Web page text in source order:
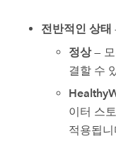
전반적인 상태
정상— 모
결할 수
이터 스
적용됩